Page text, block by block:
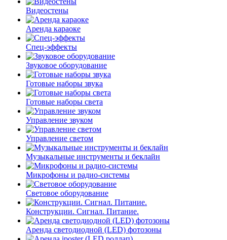
Видеостены
Аренда караоке
Спец-эффекты
Звуковое оборудование
Готовые наборы звука
Готовые наборы света
Управление звуком
Управление светом
Музыкальные инструменты и беклайн
Микрофоны и радио-системы
Световое оборудование
Конструкции. Сигнал. Питание.
Аренда светодиодной (LED) фотозоны